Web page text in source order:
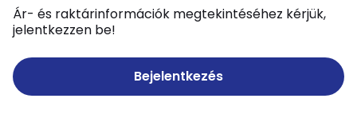
Ár- és raktárinformációk megtekintéséhez kérjük,
jelentkezzen be!
Bejelentkezés